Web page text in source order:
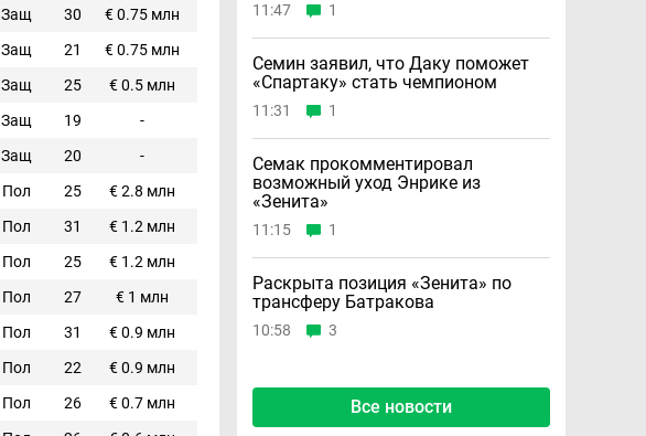
Защ 30
€ 0.75 млн
Защ 21
€ 0.75 млн
Защ 25
€ 0.5 млн
Защ 19
-
Защ 20
-
Пол 25
€ 2.8 млн
Пол 31
€ 1.2 млн
Пол 25
€ 1.2 млн
Пол 27
€ 1 млн
Пол 31
€ 0.9 млн
Пол 22
€ 0.9 млн
Пол 26
€ 0.7 млн
11:47 1
Семин заявил, что Даку поможет
«Спартаку» стать чемпионом
11:31 1
Семак прокомментировал
возможный уход Энрике из
«Зенита»
11:15 1
Раскрыта позиция «Зенита» по
трансферу Батракова
10:58 3
Все новости